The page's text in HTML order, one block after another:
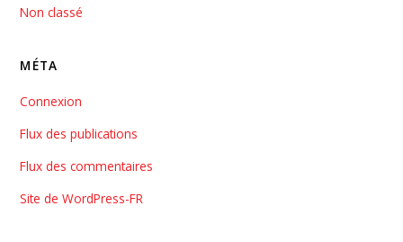
Non classé
MÉTA
Connexion
Flux des publications
Flux des commentaires
Site de WordPress-FR